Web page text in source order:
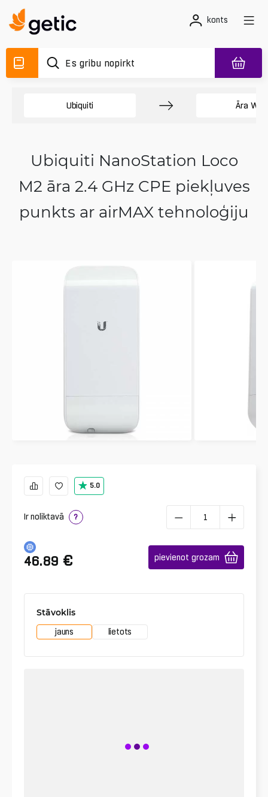
konts
Ubiquiti Āra Wi-
Ubiquiti NanoStation Loco
M2 āra 2.4 GHz CPE piekļuves
punkts ar airMAX tehnoloģiju
5.0
Ir noliktavā ?
46.89 € pievienot grozam
Stāvoklis
jauns lietots